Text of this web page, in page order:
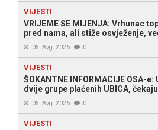
VIJESTI
VRIJEME SE MIJENJA: Vrhunac
pred nama, ali stiže osvježenje,
05. Avg. 2026 0
VIJESTI
ŠOKANTNE INFORMACIJE OSA-
dvije grupe plaćenih UBICA,
05. Avg. 2026 0
VIJESTI